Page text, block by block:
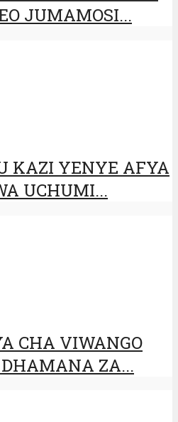
JUMAMOSI...
KAZI YENYE AFYA
UCHUMI...
CHA VIWANGO
ZA...